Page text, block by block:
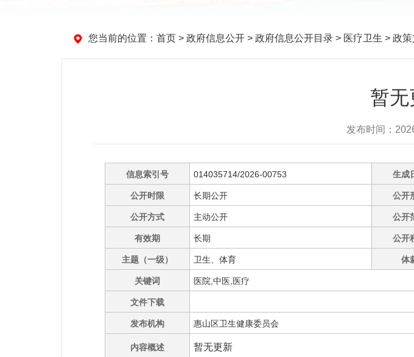
您当前的位置： 首页 > 政府信息公开 > 政府信息公开目录 > 医疗卫生 > 政
暂无
发布时间：
信息索引号 014035714/2026-00753 生成
公开时限 长期公开 公开
公开方式 主动公开 公开
有效期 长期 公开
主题（一级） 卫生、体育 体
关键词 医院,中医,医疗
文件下载
发布机构 惠山区卫生健康委员会
内容概述 暂无更新